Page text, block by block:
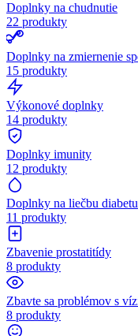
Doplnky na chudnutie
22 produkty
Doplnky na zmiernenie
15 produkty
Výkonové doplnky
14 produkty
Doplnky imunity
12 produkty
Doplnky na liečbu diabetu
11 produkty
Zbavenie prostatitídy
8 produkty
Zbavte sa problémov s
8 produkty